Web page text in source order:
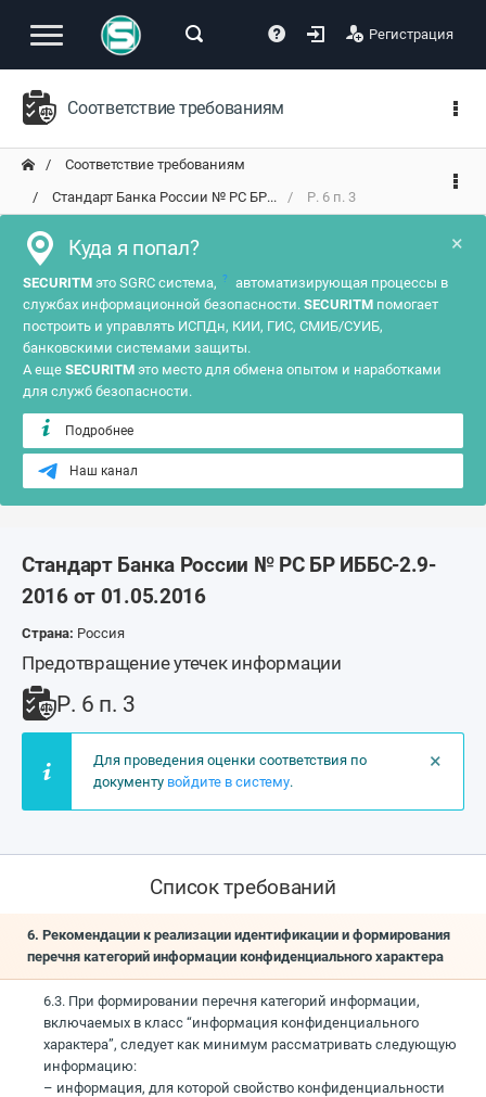
Регистрация
Соответствие требованиям
Соответствие требованиям
Стандарт Банка России № РС БР...
Р. 6 п. 3
×
Куда я попал?
SECURITM это SGRC система, ?
автоматизирующая процессы в
службах информационной безопасности. SECURITM помогает
построить и управлять ИСПДн, КИИ, ГИС, СМИБ/СУИБ,
банковскими системами защиты.
А еще SECURITM это место для обмена опытом и наработками
для служб безопасности.
Подробнее
Наш канал
Стандарт Банка России № РС БР ИББС-2.9-
2016 от 01.05.2016
Страна: Россия
Предотвращение утечек информации
Р. 6 п. 3
×
Для проведения оценки соответствия по
документу войдите в систему.
Список требований
6. Рекомендации к реализации идентификации и формирования
перечня категорий информации конфиденциального характера
6.3. При формировании перечня категорий информации,
включаемых в класс “информация конфиденциального
характера”, следует как минимум рассматривать следующую
информацию:
– информация, для которой свойство конфиденциальности